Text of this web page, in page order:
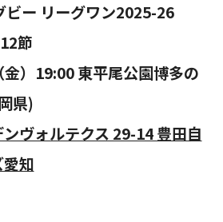
ー リーグワン2025-26
節
）19:00 東平尾公園博多の
県)
ヴォルテクス 29-14 豊田自
知